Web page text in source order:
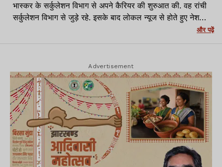
भास्कर के सर्कुलेशन विभाग से अपने कैरियर की शुरुआत की. वह रांची
सर्कुलेशन विभाग से जुड़े रहे. इसके बाद लोकल न्यूज से होते हुए नेशनल
मीडिया प्लेटफॉर्म्स जैसे APN News, News11 और NewsWing
से जुड़कर काम किया. पलामू से Lagatar Media के Lagatar
वर्तमान में रांची में लगातार न्यूज़ के साथ वर्तमान में क्राइम रिपोर्टर के
रूप में कार्यरत हूं.
और पढ़ें
Advertisement